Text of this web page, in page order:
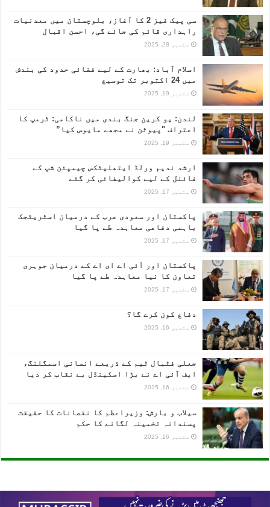
سی پیک فیز 2 کا آغاز، بلوچستان میں معدنیات
راہداری قائم کی جائے گی، احسن اقبال
ستمبر 28, 2025
اسلام آباد: بھارت کے لیے فضائی حدود کی بندش
میں 24 اکتوبر تک توسیع
ستمبر 19, 2025
لندن: یو کرین جنگ بندی میں ناکامی: ٹرمپ کا
اعتراف "پیوٹن نے مجھے مایوس کیا”
ستمبر 19, 2025
ارشد ندیم ورلڈ ایتھلیٹکس چیمپئن شپ کے
فائنل کے لیے کوالیفائی کر گئے
ستمبر 17, 2025
پاکستان اور سعودی عرب کے درمیان اسٹریٹجک
باہمی دفاعی معاہدہ طے پا گیا
ستمبر 17, 2025
پاکستان اور آئی اے ای اے کے درمیان جوہری
تعاون کا نیا معاہدہ طے پا گیا
ستمبر 17, 2025
دفاع کون کرے گا؟
ستمبر 16, 2025
جعلی فٹبال ٹیم کے ذریعے انسانی اسمگلنگ،
ایف آئی اے نے بڑا اسکینڈل بے نقاب کر دیا
ستمبر 16, 2025
سیلاب و بارش: وزیراعظم کا نقصانات کا حقیقت
پسندانہ تخمینہ لگانے کا حکم
ستمبر 16, 2025